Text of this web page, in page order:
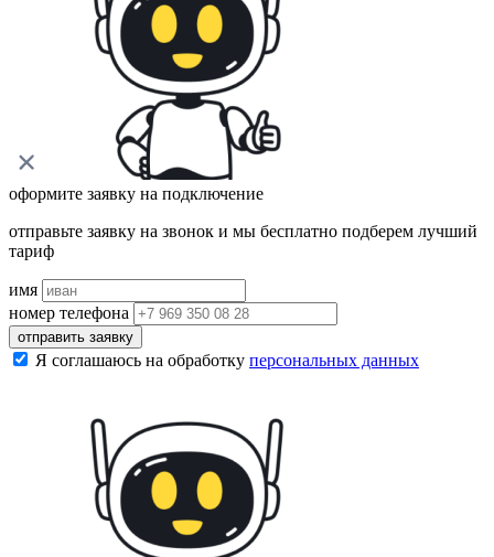
оформите заявку на подключение
отправьте заявку на звонок и мы бесплатно подберем лучший
тариф
имя
номер телефона
отправить заявку
Я соглашаюсь на обработку персональных данных